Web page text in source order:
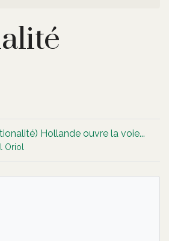
Hollande ouvre la voie...
Oriol